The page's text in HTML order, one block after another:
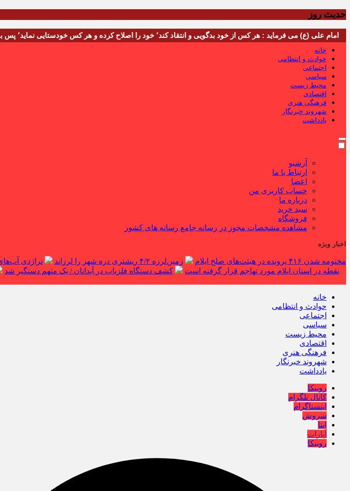
حدیث روز
امام علی (ع) می فرماید : هر کس از خود بدگویی و انتقاد کند٬ خود را اصلاح کرده و هر کس خودستایی نماید٬ پس به تحقیق خویش را تباه نموده است.
خانه
حوادث و انتظامی
اجتماعی
سیاسی
محیط زیست
اقتصادی
فرهنگی هنری
شهروند خبرنگار
یادداشت
آرشیو
ارتباط با ما
اعضا
حساب کاربری من
درباره ما
سبد خرید
فروشگاه
مشاهده مشخصات مجوز در رسانه جامع رسانه های کشور
اخبار ویژه
مختومه شدن ۴۱۶ پرونده در هیئت‌های صلح ایلام زمین‌لرزه ۴/۲ ریشتری دره شهر را لرزاند تراژدی
نقطه در استان ایلام مورد تهاجم قرار گرفته است
کشف دستگاه فلزیاب در آبدانان / یک متهم دستگیر شد
خانه
حوادث و انتظامی
اجتماعی
سیاسی
محیط زیست
اقتصادی
فرهنگی هنری
شهروند خبرنگار
یادداشت
روبیکا
کانال تلگرام
اینستاگرام
سروش
ایتا
آپارات
روبیکا